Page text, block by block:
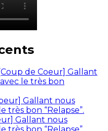
[Coup de Coeur] Gallant
le très bon
Gallant nous
très bon “Relapse”.
Gallant nous
très bon “Relapse”.